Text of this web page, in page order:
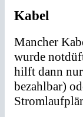
Kabel
Mancher
wurde
hilft dann
bezahlbar)